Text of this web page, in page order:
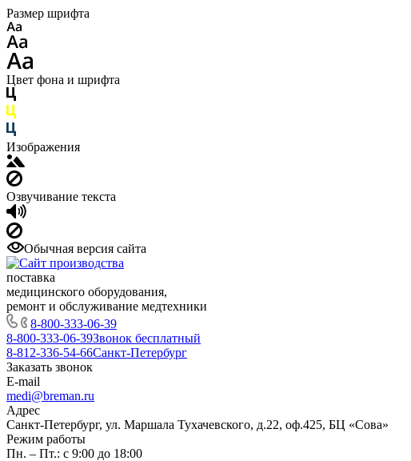
Размер шрифта
Цвет фона и шрифта
Изображения
Озвучивание текста
Обычная версия сайта
поставка
медицинского оборудования,
ремонт и обслуживание медтехники
8-800-333-06-39
8-800-333-06-39Звонок бесплатный
8-812-336-54-66Санкт-Петербург
Заказать звонок
E-mail
medi@breman.ru
Адрес
Санкт-Петербург, ул. Маршала Тухачевского, д.22, оф.425, БЦ «Сова»
Режим работы
Пн. – Пт.: с 9:00 до 18:00